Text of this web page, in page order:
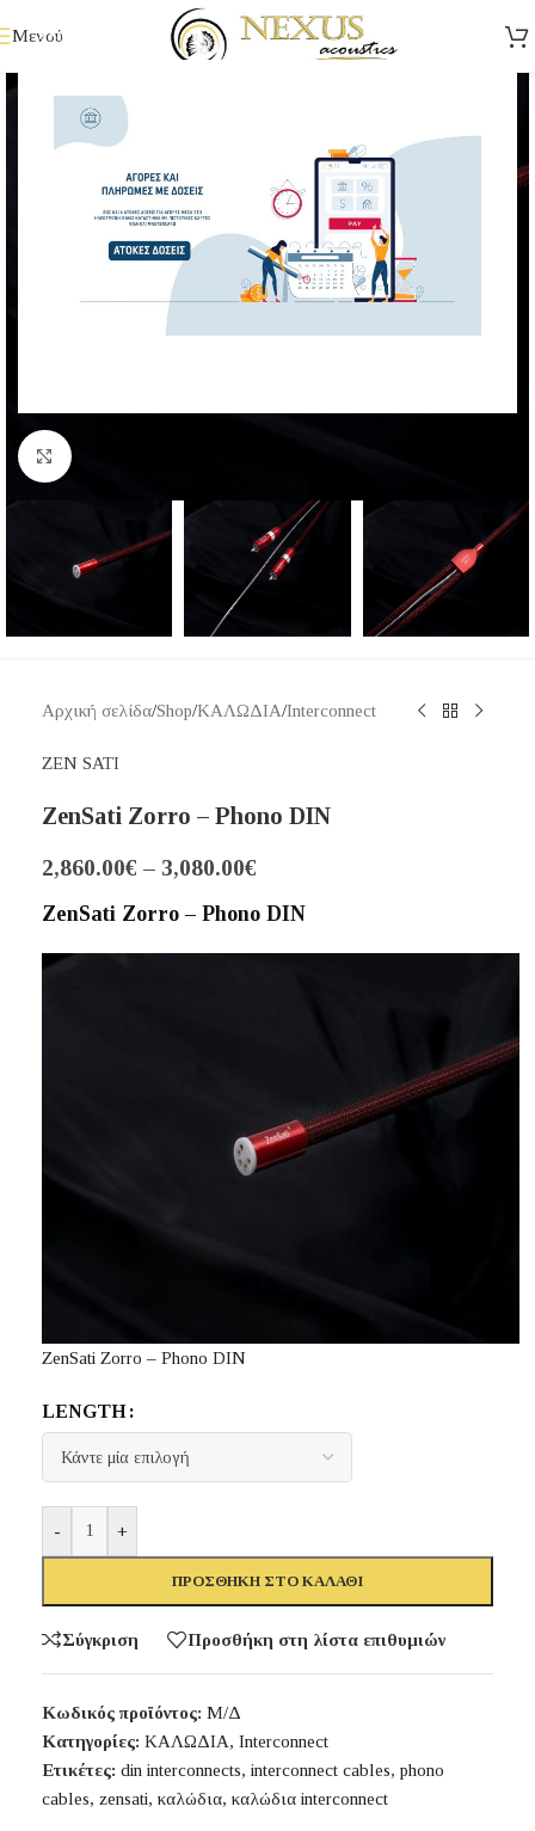
Μενού
Κάντε κλικ για μεγέθυνση
Αρχική σελίδα/Shop/ΚΑΛΩΔΙΑ/Interconnect
ZEN SATI
ZenSati Zorro – Phono DIN
2,860.00€ – 3,080.00€
ZenSati Zorro – Phono DIN
ZenSati Zorro – Phono DIN
LENGTH
- +
ΠΡΟΣΘΉΚΗ ΣΤΟ ΚΑΛΆΘΙ
Σύγκριση Προσθήκη στη λίστα επιθυμιών
Κωδικός προϊόντος: Μ/Δ
Κατηγορίες: ΚΑΛΩΔΙΑ, Interconnect
Ετικέτες: din interconnects, interconnect cables, phono
cables, zensati, καλώδια, καλώδια interconnect